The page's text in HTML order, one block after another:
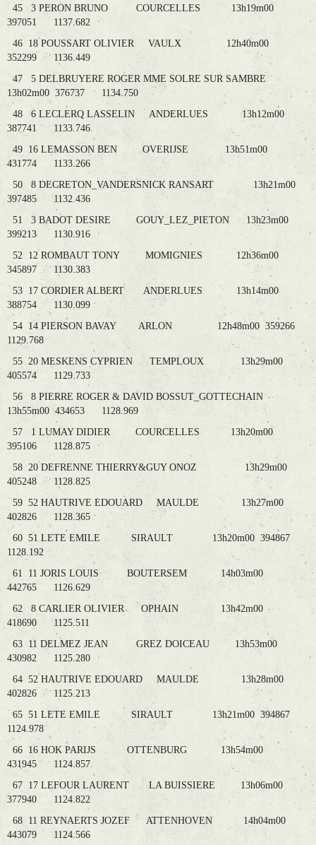
45 3 PERON BRUNO COURCELLES 13h19m00
397051 1137.682
46 18 POUSSART OLIVIER VAULX 12h40m00
352299 1136.449
47 5 DELBRUYERE ROGER MME SOLRE SUR SAMBRE
13h02m00 376737 1134.750
48 6 LECLERQ LASSELIN ANDERLUES 13h12m00
387741 1133.746
49 16 LEMASSON BEN OVERIJSE 13h51m00
431774 1133.266
50 8 DECRETON_VANDERSNICK RANSART 13h21m00
397485 1132.436
51 3 BADOT DESIRE GOUY_LEZ_PIETON 13h23m00
399213 1130.916
52 12 ROMBAUT TONY MOMIGNIES 12h36m00
345897 1130.383
53 17 CORDIER ALBERT ANDERLUES 13h14m00
388754 1130.099
54 14 PIERSON BAVAY ARLON 12h48m00 359266
1129.768
55 20 MESKENS CYPRIEN TEMPLOUX 13h29m00
405574 1129.733
56 8 PIERRE ROGER & DAVID BOSSUT_GOTTECHAIN
13h55m00 434653 1128.969
57 1 LUMAY DIDIER COURCELLES 13h20m00
395106 1128.875
58 20 DEFRENNE THIERRY&GUY ONOZ 13h29m00
405248 1128.825
59 52 HAUTRIVE EDOUARD MAULDE 13h27m00
402826 1128.365
60 51 LETE EMILE SIRAULT 13h20m00 394867
1128.192
61 11 JORIS LOUIS BOUTERSEM 14h03m00
442765 1126.629
62 8 CARLIER OLIVIER OPHAIN 13h42m00
418690 1125.511
63 11 DELMEZ JEAN GREZ DOICEAU 13h53m00
430982 1125.280
64 52 HAUTRIVE EDOUARD MAULDE 13h28m00
402826 1125.213
65 51 LETE EMILE SIRAULT 13h21m00 394867
1124.978
66 16 HOK PARIJS OTTENBURG 13h54m00
431945 1124.857
67 17 LEFOUR LAURENT LA BUISSIERE 13h06m00
377940 1124.822
68 11 REYNAERTS JOZEF ATTENHOVEN 14h04m00
443079 1124.566